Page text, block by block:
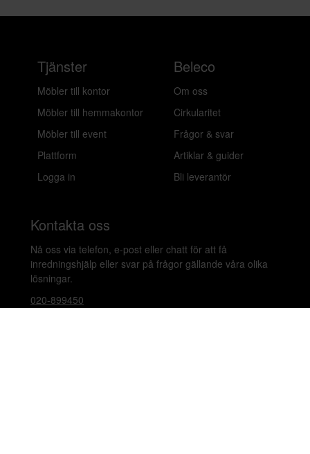
Tjänster
Möbler till kontor
Möbler till hemmakontor
Möbler till event
Plattform
Logga in
Beleco
Om oss
Cirkularitet
Frågor & svar
Artiklar & guider
Bli leverantör
Kontakta oss
Nå oss via telefon, e-post eller chatt för att få
inredningshjälp eller svar på frågor gällande våra olika
lösningar.
020-899450